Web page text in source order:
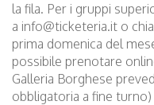
la fila. Per i gruppi
a info@ticketeria.it o
prima domenica del
possibile prenotare
Galleria Borghese
obbligatoria a fine